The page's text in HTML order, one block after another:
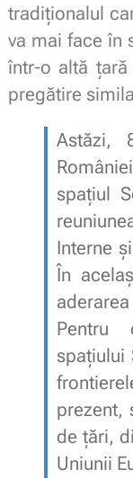
tradiționalul
va mai face în
într-o altă
pregătire
Astăzi,
spațiul
Interne
În
Pentru
spațiului
prezent,
de țări,
Uniunii